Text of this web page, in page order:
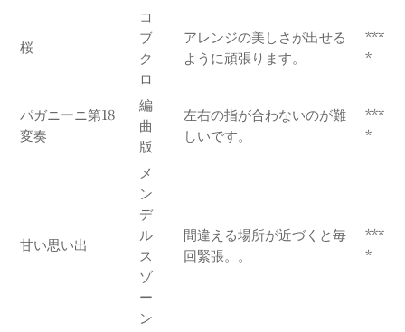
桜
コ
ブ
ク
ロ
アレンジの美しさが出せる
ように頑張ります。
***
*
パガニーニ第18
変奏
編
曲
版
左右の指が合わないのが難
しいです。
***
*
甘い思い出
メ
ン
デ
ル
ス
ゾ
ー
ン
間違える場所が近づくと毎
回緊張。。
***
*